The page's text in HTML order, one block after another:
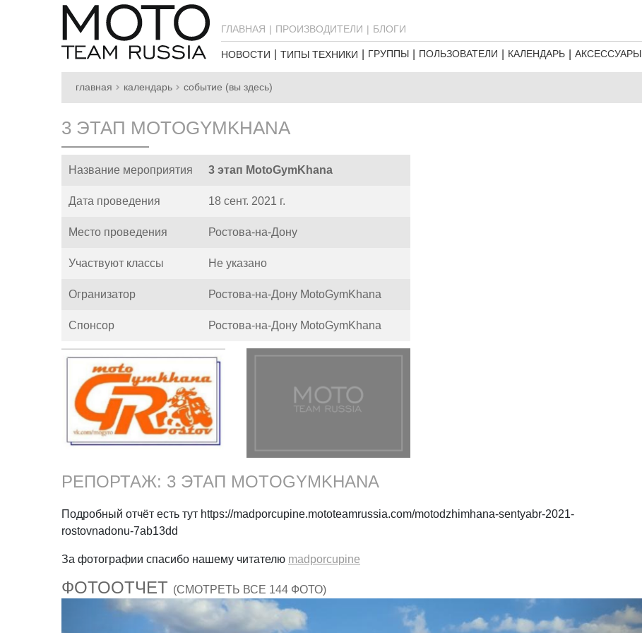
ГЛАВНАЯ ПРОИЗВОДИТЕЛИ БЛОГИ
НОВОСТИ ТИПЫ ТЕХНИКИ ГРУППЫ ПОЛЬЗОВАТЕЛИ КАЛЕНДАРЬ АКСЕССУАРЫ
главная календарь событие (вы здесь)
3 ЭТАП MOTOGYMKHANA
Название мероприятия 3 этап MotoGymKhana
Дата проведения 18 сент. 2021 г.
Место проведения Ростова-на-Дону
Участвуют классы Не указано
Огранизатор Ростова-на-Дону MotoGymKhana
Спонсор Ростова-на-Дону MotoGymKhana
РЕПОРТАЖ: 3 ЭТАП MOTOGYMKHANA
Подробный отчёт есть тут https://madporcupine.mototeamrussia.com/motodzhimhana-sentyabr-2021-
rostovnadonu-7ab13dd
За фотографии спасибо нашему читателю madporcupine
ФОТООТЧЕТ (СМОТРЕТЬ ВСЕ 144 ФОТО)